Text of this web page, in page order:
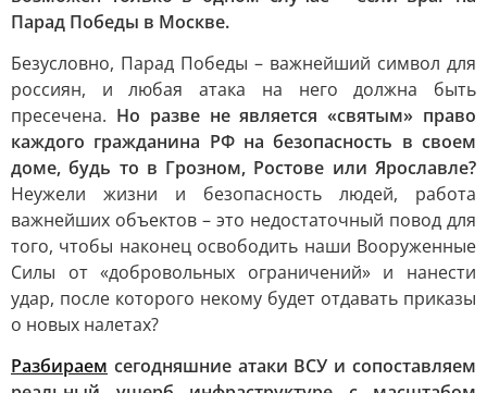
Парад Победы в Москве.
Безусловно, Парад Победы – важнейший символ для
россиян, и любая атака на него должна быть
пресечена. Но разве не является «святым» право
каждого гражданина РФ на безопасность в своем
доме, будь то в Грозном, Ростове или Ярославле?
Неужели жизни и безопасность людей, работа
важнейших объектов – это недостаточный повод для
того, чтобы наконец освободить наши Вооруженные
Силы от «добровольных ограничений» и нанести
удар, после которого некому будет отдавать приказы
о новых налетах?
Разбираем сегодняшние атаки ВСУ и сопоставляем